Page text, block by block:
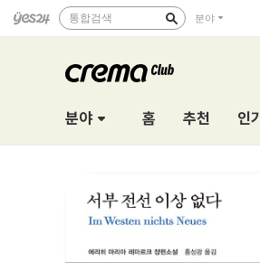
통합검색 분야
분야 홈 추천 인기